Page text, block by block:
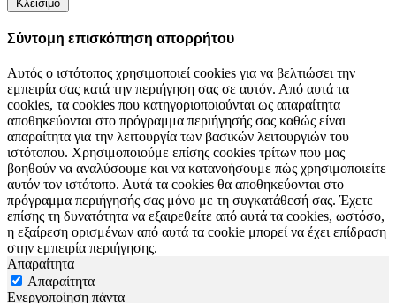
Κλείσιμο
Σύντομη επισκόπηση απορρήτου
Αυτός ο ιστότοπος χρησιμοποιεί cookies για να βελτιώσει την
εμπειρία σας κατά την περιήγηση σας σε αυτόν. Από αυτά τα
cookies, τα cookies που κατηγοριοποιούνται ως απαραίτητα
αποθηκεύονται στο πρόγραμμα περιήγησής σας καθώς είναι
απαραίτητα για την λειτουργία των βασικών λειτουργιών του
ιστότοπου. Χρησιμοποιούμε επίσης cookies τρίτων που μας
βοηθούν να αναλύσουμε και να κατανοήσουμε πώς χρησιμοποιείτε
αυτόν τον ιστότοπο. Αυτά τα cookies θα αποθηκεύονται στο
πρόγραμμα περιήγησής σας μόνο με τη συγκατάθεσή σας. Έχετε
επίσης τη δυνατότητα να εξαιρεθείτε από αυτά τα cookies, ωστόσο,
η εξαίρεση ορισμένων από αυτά τα cookie μπορεί να έχει επίδραση
στην εμπειρία περιήγησης.
Απαραίτητα
Απαραίτητα
Ενεργοποίηση πάντα